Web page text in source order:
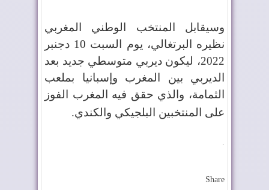
وسيقابل المنتخب الوطني المغربي
نظيره البرتغالي، يوم السبت 10 دجنبر
2022، ليكون ديربي متوسطي جديد بعد
الديربي بين المغرب وإسبانيا بملعب
الثمامة، والذي حقق فيه المغرب الفوز
على المنتخبين البلجيكي والكندي.
Share